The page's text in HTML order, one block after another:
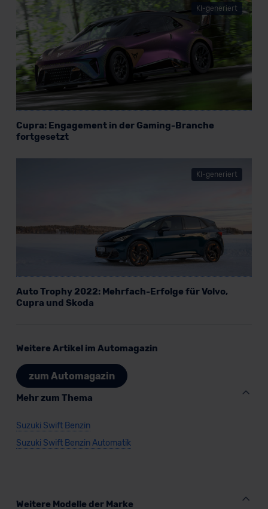
KI-generiert
Cupra: Engagement in der Gaming-Branche
fortgesetzt
KI-generiert
Auto Trophy 2022: Mehrfach-Erfolge für Volvo,
Cupra und Skoda
Weitere Artikel im Automagazin
zum Automagazin
Mehr zum Thema
Suzuki Swift Benzin
Suzuki Swift Benzin Automatik
Weitere Modelle der Marke